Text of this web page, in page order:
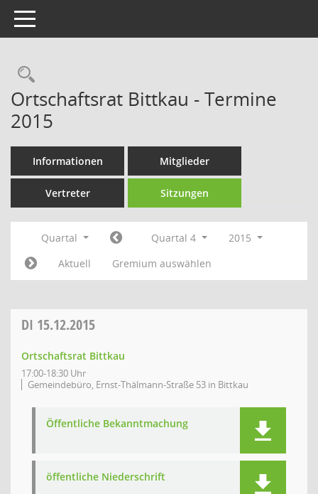
Toggle navigation
Rechercheauswahl
Ortschaftsrat Bittkau - Termine
2015
Informationen Mitglieder
Vertreter Sitzungen
Quartal Quartal 4
2015
Aktuell
Gremium auswählen
DI 15.12.2015
Ortschaftsrat Bittkau
17:00-18:30 Uhr
Gemeindebüro, Ernst-Thälmann-Straße 53 in Bittkau
Öffentliche Bekanntmachung
öffentliche Niederschrift